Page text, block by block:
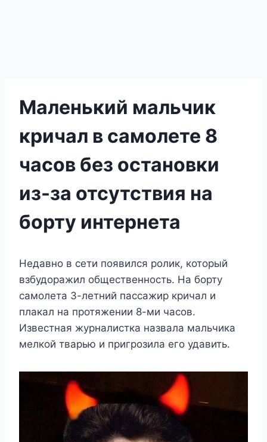
Маленький мальчик
кричал в самолете 8
часов без остановки
из-за отсутствия на
борту интернета
Недавно в сети появился ролик, который
взбудоражил общественность. На борту
самолета 3-летний пассажир кричал и
плакал на протяжении 8-ми часов.
Известная журналистка назвала мальчика
мелкой тварью и пригрозила его удавить.